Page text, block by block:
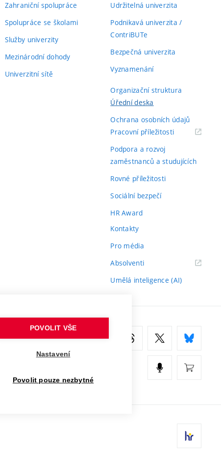
Zahraniční spolupráce
Spolupráce se školami
Služby univerzity
Mezinárodní dohody
Univerzitní sítě
Udržitelná univerzita
Podnikavá univerzita /
ContriBUTe
Bezpečná univerzita
Vyznamenání
Organizační struktura
Úřední deska
Ochrana osobních údajů
Pracovní příležitosti(externí
Podpora a rozvoj
zaměstnanců a studujících
Rovné příležitosti
Sociální bezpečí
HR Award
Kontakty
Pro média
Absolventi(externí
Umělá inteligence (AI)
POVOLIT VŠE
Nastavení
Povolit pouze nezbytné